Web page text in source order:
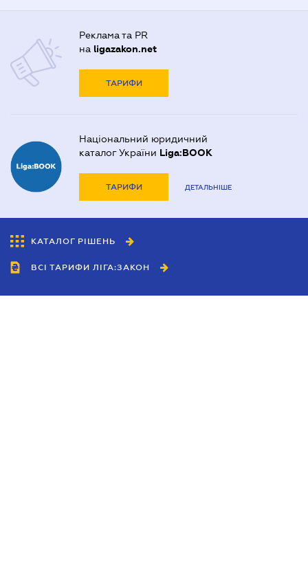
Реклама та PR
на ligazakon.net
ТАРИФИ
Національний юридичний
каталог України Liga:BOOK
ТАРИФИ ДЕТАЛЬНІШЕ
КАТАЛОГ РІШЕНЬ
ВСІ ТАРИФИ ЛІГА:ЗАКОН